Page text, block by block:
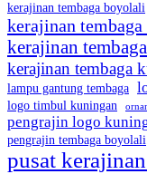
kerajinan tembaga boyolali
kerajinan
kerajinan
kerajinan tembaga
lampu gantung tembaga
logo timbul kuningan
pengrajin logo
pengrajin tembaga boyolali
pusat